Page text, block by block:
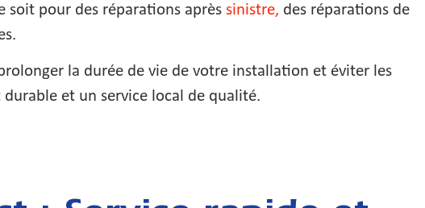
soit pour des réparations après sinistre, des réparations de
la durée de vie de votre installation et éviter les
et un service local de qualité.